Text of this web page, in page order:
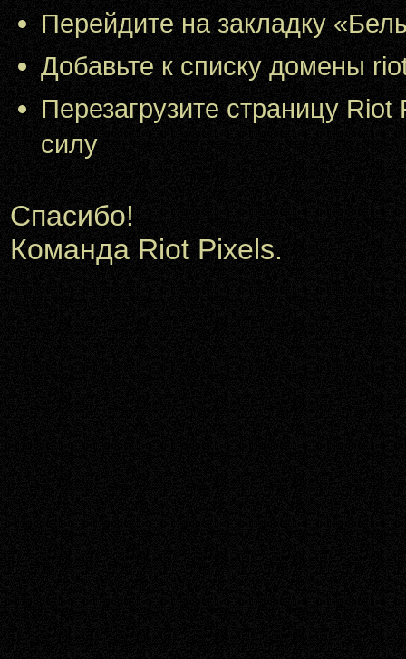
Перейдите на закладку
Добавьте к списку домены
Перезагрузите страницу
силу
Спасибо!
Команда Riot Pixels.